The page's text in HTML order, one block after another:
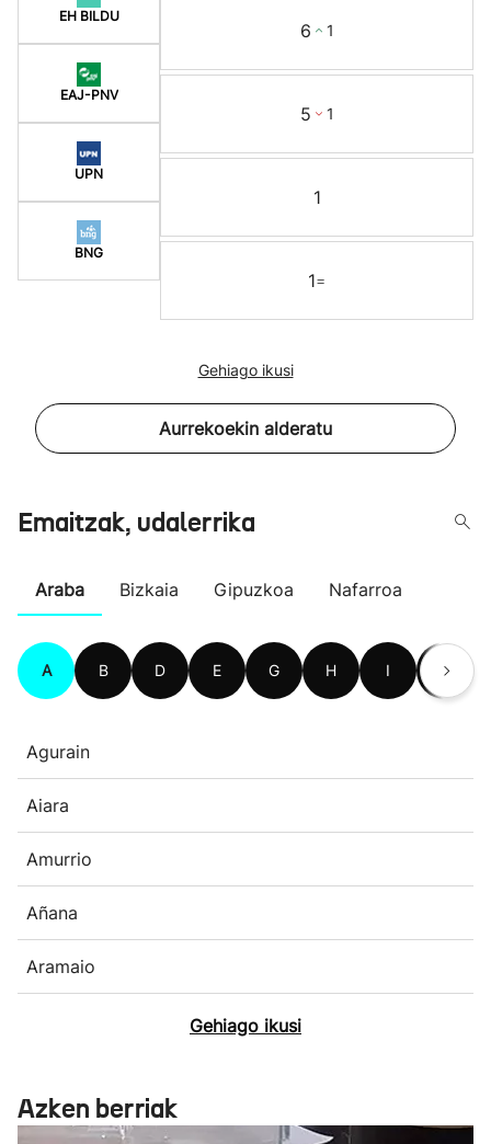
EH BILDU
EAJ-PNV
UPN
BNG
6 1
5 1
1
1=
Gehiago ikusi
Aurrekoekin alderatu
Emaitzak, udalerrika
Araba Bizkaia Gipuzkoa Nafarroa
A B D E G H I K
Agurain
Aiara
Amurrio
Añana
Aramaio
Gehiago ikusi
Azken berriak